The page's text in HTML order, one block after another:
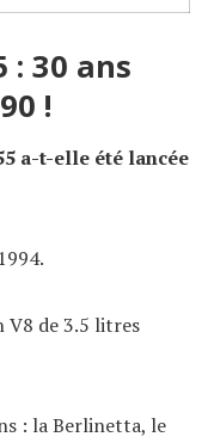
: 30 ans
!
a-t-elle été lancée
V8 de 3.5 litres
: la Berlinetta, le